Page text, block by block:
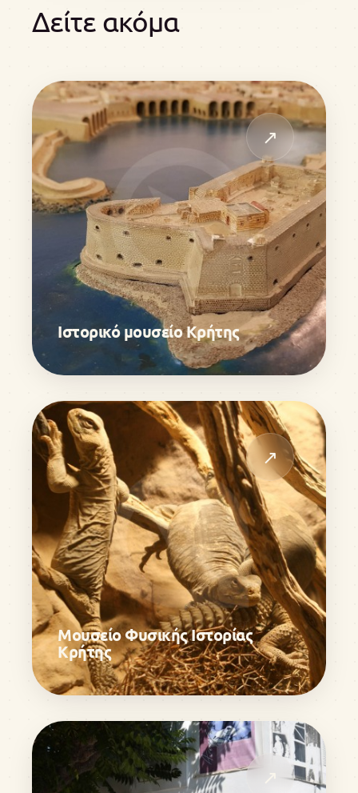
Δείτε ακόμα
↗
Ιστορικό μουσείο Κρήτης
↗
Μουσείο Φυσικής Ιστορίας
Κρήτης
↗